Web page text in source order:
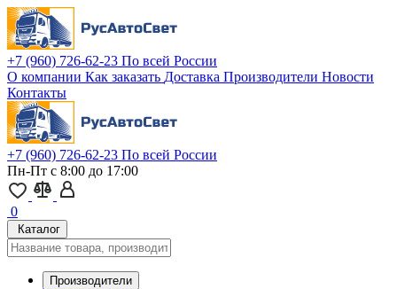
+7 (960) 726-62-23 По всей России
О компании Как заказать Доставка Производители Новости
Контакты
+7 (960) 726-62-23 По всей России
Пн-Пт с 8:00 до 17:00
0
Каталог
Производители